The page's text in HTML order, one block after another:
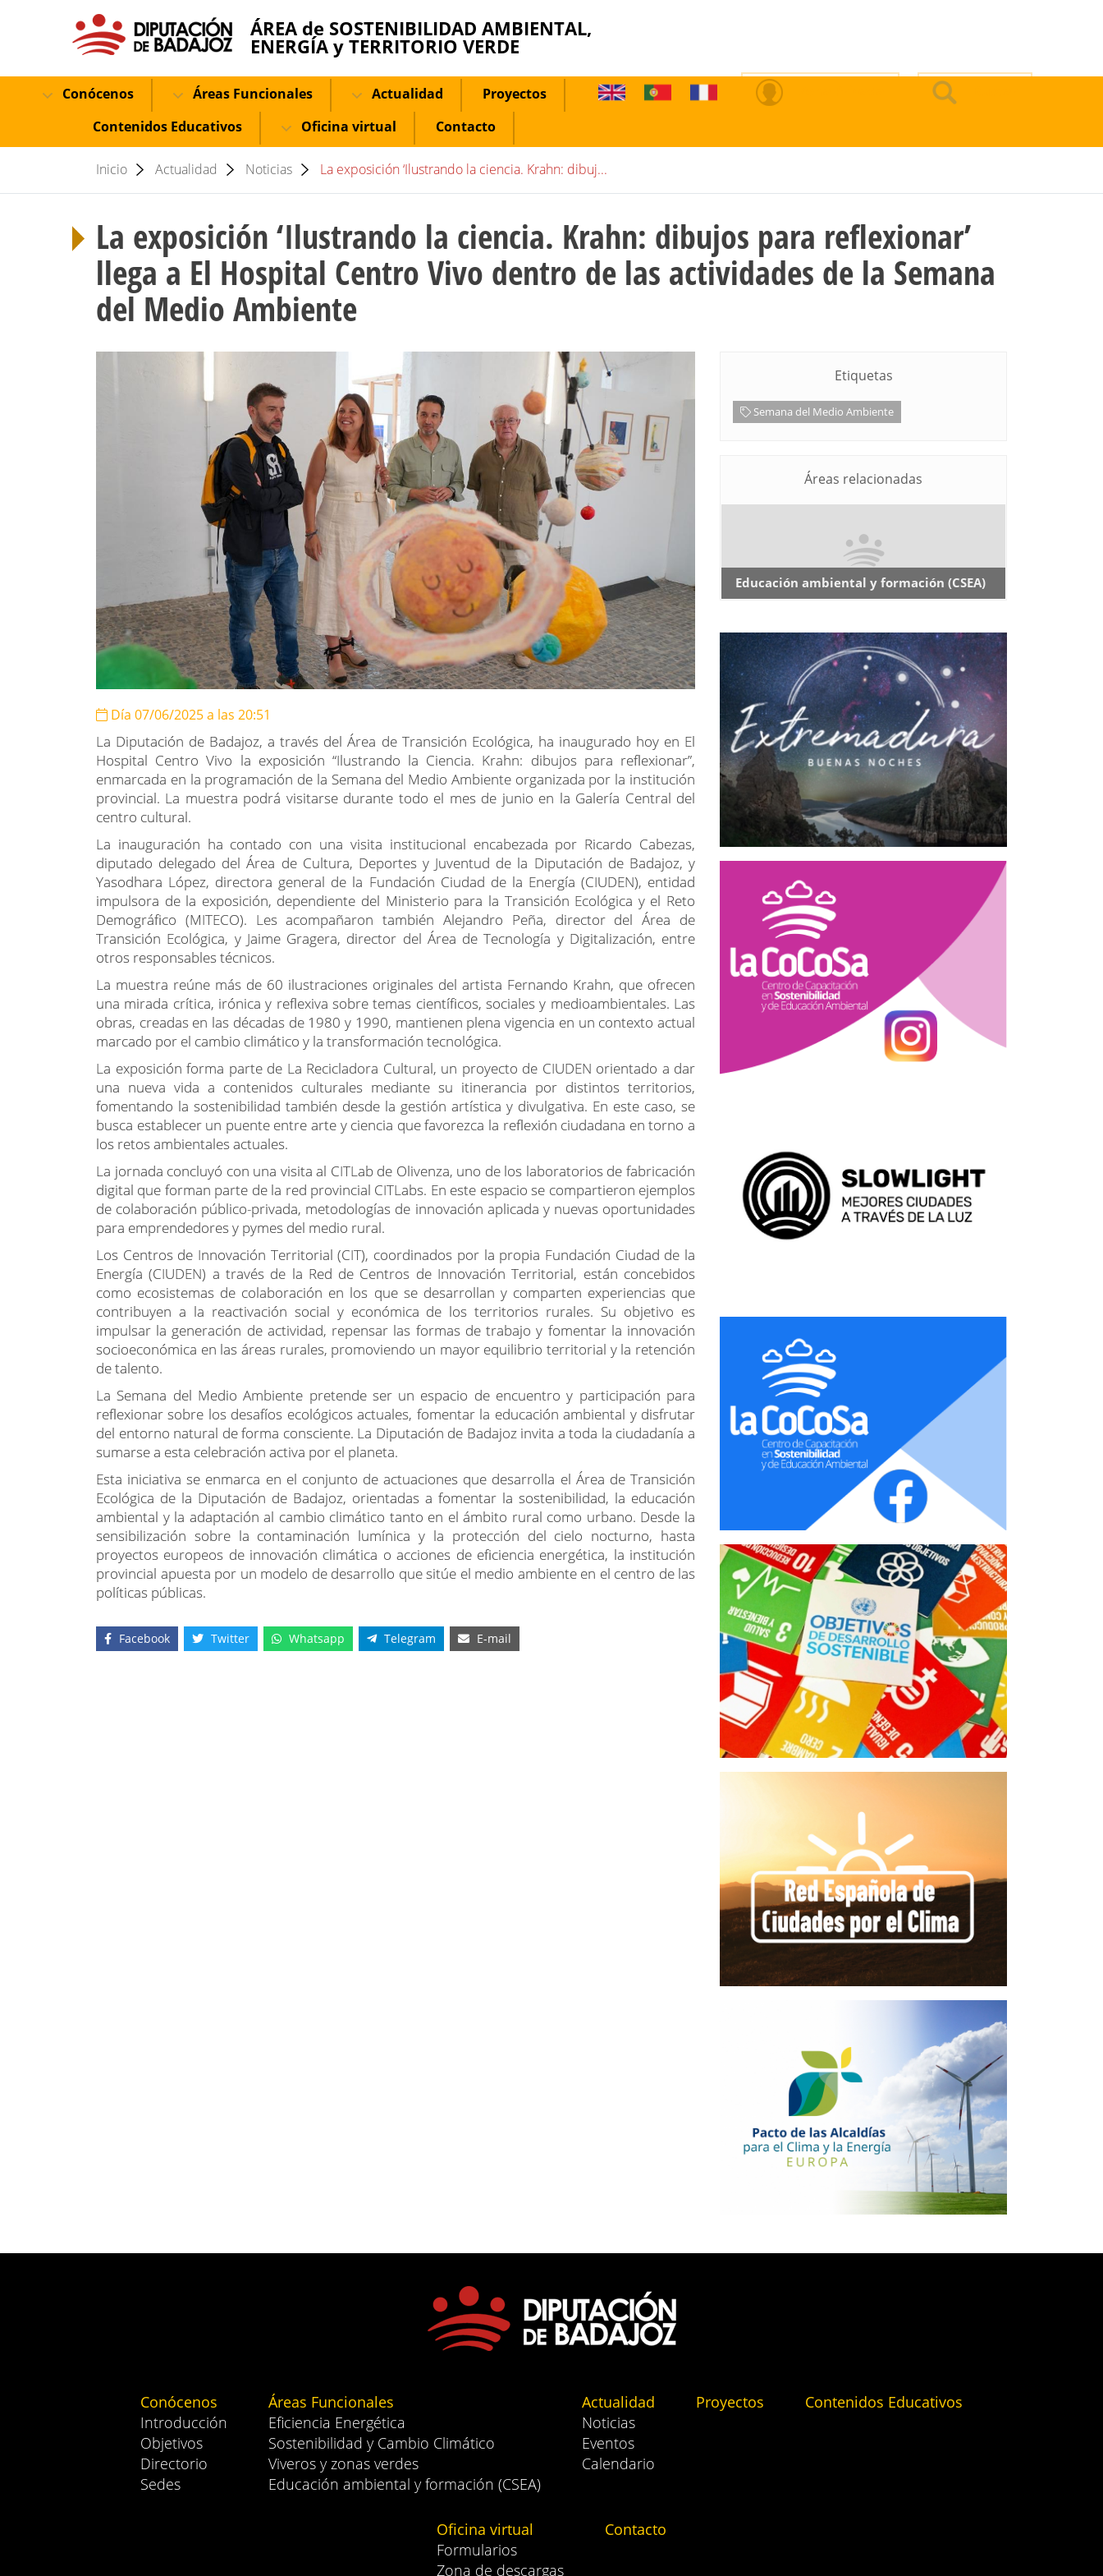
ÁREA de SOSTENIBILIDAD AMBIENTAL,
ENERGÍA y TERRITORIO VERDE
Conócenos Áreas Funcionales Actualidad
Proyectos
Contenidos Educativos
Oficina virtual Contacto
Inicio Actualidad Noticias La exposición ‘Ilustrando la ciencia. Krahn: dibuj...
La exposición ‘Ilustrando la ciencia. Krahn: dibujos para reflexionar’
llega a El Hospital Centro Vivo dentro de las actividades de la Semana
del Medio Ambiente
Día 07/06/2025 a las 20:51
La Diputación de Badajoz, a través del Área de Transición Ecológica, ha inaugurado hoy en El
Hospital Centro Vivo la exposición “Ilustrando la Ciencia. Krahn: dibujos para reflexionar”,
enmarcada en la programación de la Semana del Medio Ambiente organizada por la institución
provincial. La muestra podrá visitarse durante todo el mes de junio en la Galería Central del
centro cultural.
La inauguración ha contado con una visita institucional encabezada por Ricardo Cabezas,
diputado delegado del Área de Cultura, Deportes y Juventud de la Diputación de Badajoz, y
Yasodhara López, directora general de la Fundación Ciudad de la Energía (CIUDEN), entidad
impulsora de la exposición, dependiente del Ministerio para la Transición Ecológica y el Reto
Demográfico (MITECO). Les acompañaron también Alejandro Peña, director del Área de
Transición Ecológica, y Jaime Gragera, director del Área de Tecnología y Digitalización, entre
otros responsables técnicos.
La muestra reúne más de 60 ilustraciones originales del artista Fernando Krahn, que ofrecen
una mirada crítica, irónica y reflexiva sobre temas científicos, sociales y medioambientales. Las
obras, creadas en las décadas de 1980 y 1990, mantienen plena vigencia en un contexto actual
marcado por el cambio climático y la transformación tecnológica.
La exposición forma parte de La Recicladora Cultural, un proyecto de CIUDEN orientado a dar
una nueva vida a contenidos culturales mediante su itinerancia por distintos territorios,
fomentando la sostenibilidad también desde la gestión artística y divulgativa. En este caso, se
busca establecer un puente entre arte y ciencia que favorezca la reflexión ciudadana en torno a
los retos ambientales actuales.
La jornada concluyó con una visita al CITLab de Olivenza, uno de los laboratorios de fabricación
digital que forman parte de la red provincial CITLabs. En este espacio se compartieron ejemplos
de colaboración público-privada, metodologías de innovación aplicada y nuevas oportunidades
para emprendedores y pymes del medio rural.
Los Centros de Innovación Territorial (CIT), coordinados por la propia Fundación Ciudad de la
Energía (CIUDEN) a través de la Red de Centros de Innovación Territorial, están concebidos
como ecosistemas de colaboración en los que se desarrollan y comparten experiencias que
contribuyen a la reactivación social y económica de los territorios rurales. Su objetivo es
impulsar la generación de actividad, repensar las formas de trabajo y fomentar la innovación
socioeconómica en las áreas rurales, promoviendo un mayor equilibrio territorial y la retención
de talento.
La Semana del Medio Ambiente pretende ser un espacio de encuentro y participación para
reflexionar sobre los desafíos ecológicos actuales, fomentar la educación ambiental y disfrutar
del entorno natural de forma consciente. La Diputación de Badajoz invita a toda la ciudadanía a
sumarse a esta celebración activa por el planeta.
Esta iniciativa se enmarca en el conjunto de actuaciones que desarrolla el Área de Transición
Ecológica de la Diputación de Badajoz, orientadas a fomentar la sostenibilidad, la educación
ambiental y la adaptación al cambio climático tanto en el ámbito rural como urbano. Desde la
sensibilización sobre la contaminación lumínica y la protección del cielo nocturno, hasta
proyectos europeos de innovación climática o acciones de eficiencia energética, la institución
provincial apuesta por un modelo de desarrollo que sitúe el medio ambiente en el centro de las
políticas públicas.
Facebook Twitter Whatsapp Telegram E-mail
Etiquetas
Semana del Medio Ambiente
Áreas relacionadas
Educación ambiental y formación (CSEA)
Conócenos
Introducción
Objetivos
Directorio
Sedes
Áreas Funcionales
Eficiencia Energética
Sostenibilidad y Cambio Climático
Viveros y zonas verdes
Educación ambiental y formación (CSEA)
Actualidad
Noticias
Eventos
Calendario
Proyectos Contenidos Educativos
Oficina virtual
Formularios
Zona de descargas
Contacto